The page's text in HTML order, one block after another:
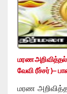
மரண அறிவித்தல்
வேவி ரீச்சர் )–
மரண